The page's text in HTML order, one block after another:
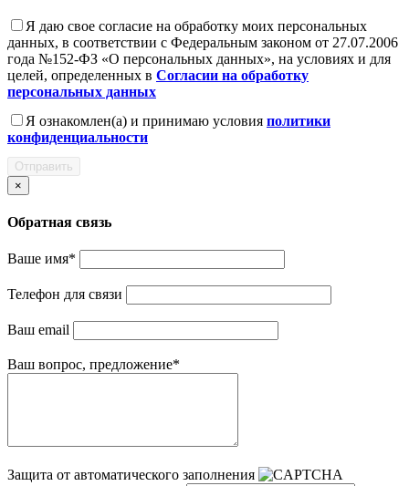
Я даю свое согласие на обработку моих персональных
данных, в соответствии с Федеральным законом от 27.07.2006
года №152-ФЗ «О персональных данных», на условиях и для
целей, определенных в Согласии на обработку
персональных данных
Я ознакомлен(а) и принимаю условия политики
конфиденциальности
Отправить
×
Обратная связь
Ваше имя*
Телефон для связи
Ваш email
Ваш вопрос, предложение*
Защита от автоматического заполнения